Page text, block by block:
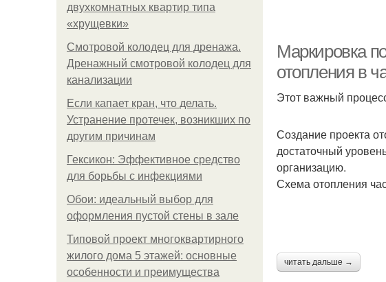
двухкомнатных квартир типа
«хрущевки»
Смотровой колодец для дренажа.
Дренажный смотровой колодец для
канализации
Если капает кран, что делать.
Устранение протечек, возникших по
другим причинам
Гексикон: Эффективное средство
для борьбы с инфекциями
Обои: идеальный выбор для
оформления пустой стены в зале
Типовой проект многоквартирного
жилого дома 5 этажей: основные
особенности и преимущества
Маркировка
отопления в
Этот важный
Создание проекта
достаточный
организацию.
Схема отопления
читать дальше →